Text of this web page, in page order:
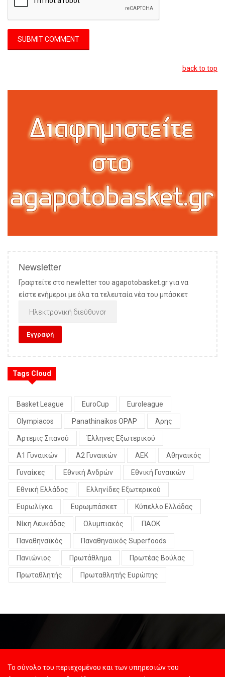
back to top
Newsletter
Γραφτείτε στο newletter του agapotobasket.gr για να
είστε ενήμεροι με όλα τα τελευταία νέα του μπάσκετ
Tags Cloud
Basket League EuroCup Euroleague
Olympiacos Panathinaikos OPAP Άρης
Άρτεμις Σπανού Έλληνες Εξωτερικού
Α1 Γυναικών Α2 Γυναικών ΑΕΚ Αθηναικός
Γυναίκες Εθνική Ανδρών Εθνική Γυναικών
Εθνική Ελλάδος Ελληνίδες Εξωτερικού
Ευρωλίγκα Ευρωμπάσκετ Κύπελλο Ελλάδας
Νίκη Λευκάδας Ολυμπιακός ΠΑΟΚ
Παναθηναϊκός Παναθηναϊκός Superfoods
Πανιώνιος Πρωτάθλημα Πρωτέας Βούλας
Πρωταθλητής Πρωταθλητής Ευρώπης
Το σύνολο του περιεχομένου και των υπηρεσιών του